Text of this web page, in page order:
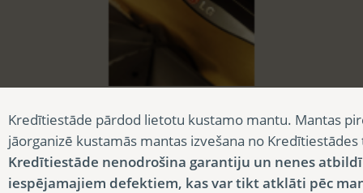
150,00€
Kredītiestāde pārdod lietotu kustamo mantu. Mantas
jāorganizē kustamās mantas izvešana no
Kredītiestāde nenodrošina garantiju un nenes
iespējamajiem defektiem, kas var tikt atklāti pēc